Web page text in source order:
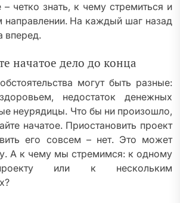
четко знать, к чему стремиться и
направлении. На каждый шаг назад
вперед.
начатое дело до конца
могут быть разные:
недостаток денежных
неурядицы. Что бы ни произошло,
начатое. Приостановить проект
его совсем – нет. Это может
А к чему мы стремимся: к одному
или к нескольким